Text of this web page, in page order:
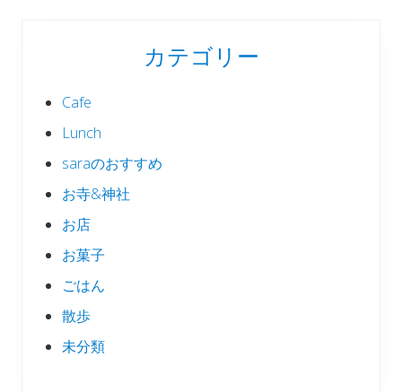
カテゴリー
Cafe
Lunch
saraのおすすめ
お寺&神社
お店
お菓子
ごはん
散歩
未分類